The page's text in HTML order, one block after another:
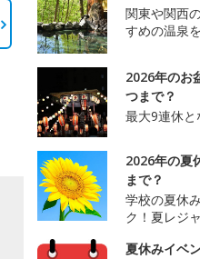
関東や関西
すめの温泉
2026年のお
つまで？
最大9連休と
2026年の夏
まで？
学校の夏休
ク！夏レジ
夏休みイベ